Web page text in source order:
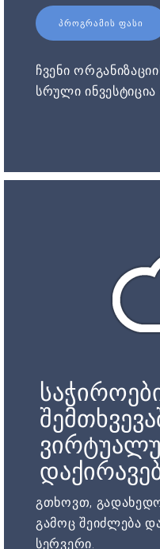
ᲞᲠᲝᲒᲠᲐᲛᲘᲡ ᲤᲐᲡᲘ
ჩვენი
სრული ინვესტიცია
გთხოვთ,
გამოც შეიძლება
სერვერი.